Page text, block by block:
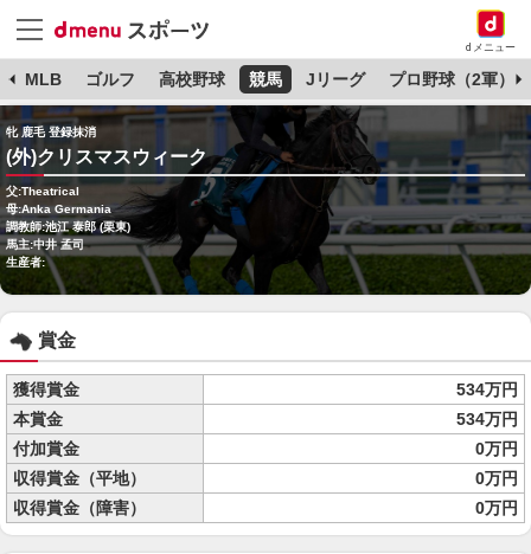
dメニュー
MLB ゴルフ 高校野球 競馬 Jリーグ プロ野球（2軍）
牝 鹿毛 登録抹消
(外)クリスマスウィーク
父:Theatrical
母:Anka Germania
調教師:池江 泰郎 (栗東)
馬主:中井 孟司
生産者:
賞金
獲得賞金
534万円
本賞金
534万円
付加賞金
0万円
収得賞金（平地）
0万円
収得賞金（障害）
0万円